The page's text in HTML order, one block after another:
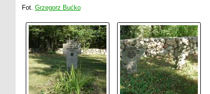
Fot. Grzegorz Bućko